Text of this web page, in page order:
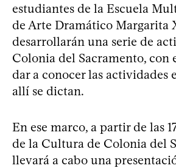
estudiantes de la Escuela
de Arte Dramático Margarita
desarrollarán una serie de
Colonia del Sacramento, con
dar a conocer las actividades
allí se dictan.
En ese marco, a partir de las
de la Cultura de Colonia del
llevará a cabo una